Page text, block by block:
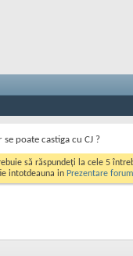
se poate castiga cu CJ ?
să răspundeți la cele 5
intotdeauna in Prezentare